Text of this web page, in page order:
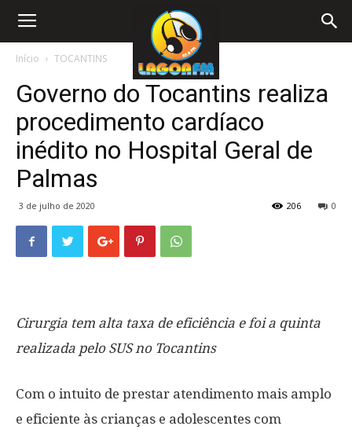
Início TOCANTINS
Governo do Tocantins realiza
procedimento cardíaco
inédito no Hospital Geral de
Palmas
3 de julho de 2020 0
206
Cirurgia tem alta taxa de eficiência e foi a quinta
realizada pelo SUS no Tocantins
Com o intuito de prestar atendimento mais amplo
e eficiente às crianças e adolescentes com